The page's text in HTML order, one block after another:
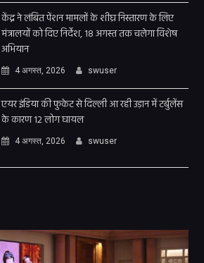
केंद्र ने लंबित पेंशन मामलों के शीघ्र निस्तारण के लिए
मंत्रालयों को दिए निर्देश, 18 अगस्त तक चलेगा विशेष
अभियान
4 अगस्त, 2026 swuser
एयर इंडिया की फुकेट से दिल्ली आ रही उड़ान में टर्बुलेंस
के कारण 12 लोग घायल
4 अगस्त, 2026 swuser